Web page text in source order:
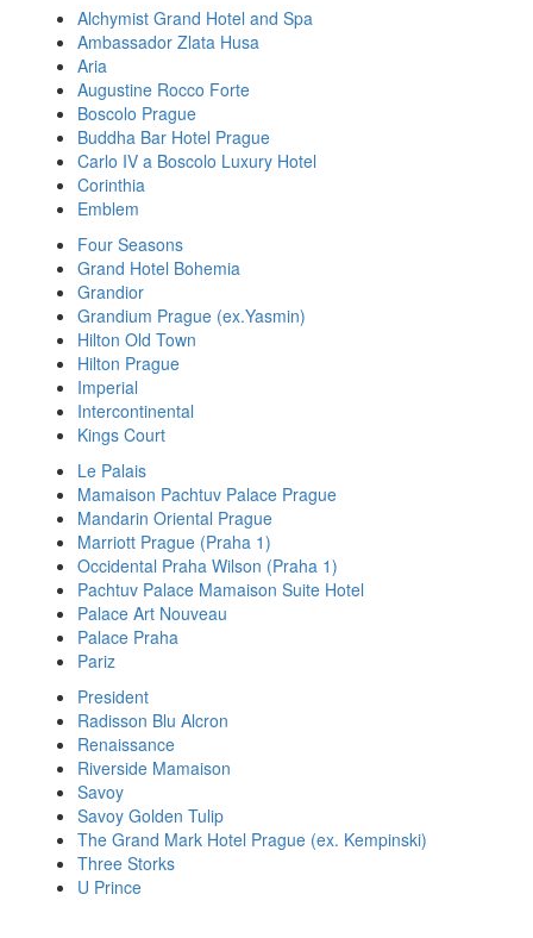
Alchymist Grand Hotel and Spa
Ambassador Zlata Husa
Aria
Augustine Rocco Forte
Boscolo Prague
Buddha Bar Hotel Prague
Carlo IV a Boscolo Luxury Hotel
Corinthia
Emblem
Four Seasons
Grand Hotel Bohemia
Grandior
Grandium Prague (ex.Yasmin)
Hilton Old Town
Hilton Prague
Imperial
Intercontinental
Kings Court
Le Palais
Mamaison Pachtuv Palace Prague
Mandarin Oriental Prague
Marriott Prague (Praha 1)
Occidental Praha Wilson (Praha 1)
Pachtuv Palace Mamaison Suite Hotel
Palace Art Nouveau
Palace Praha
Pariz
President
Radisson Blu Alcron
Renaissance
Riverside Mamaison
Savoy
Savoy Golden Tulip
The Grand Mark Hotel Prague (ex. Kempinski)
Three Storks
U Prince